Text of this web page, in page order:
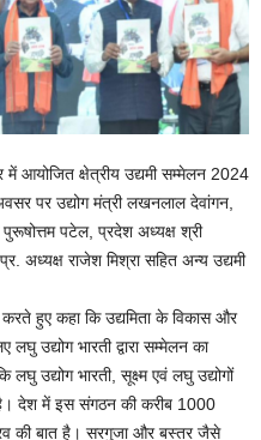
आयोजित क्षेत्रीय उद्यमी सम्मेलन 2024
पर उद्योग मंत्री लखनलाल देवांगन,
पुरूषोत्तम पटेल, प्रदेश अध्यक्ष श्री
अध्यक्ष राजेश मिश्रा सहित अन्य उद्यमी
हुए कहा कि उद्यमिता के विकास और
उद्योग भारती द्वारा सम्मेलन का
उद्योग भारती, सूक्ष्म एवं लघु उद्योगों
देश में इस संगठन की करीब 1000
की बात है। सरगुजा और बस्तर जैसे